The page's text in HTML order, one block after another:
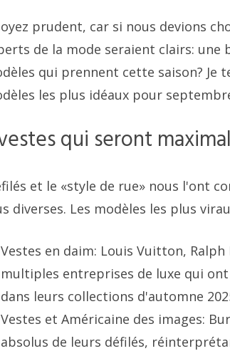
prudent, car si nous devions
de la mode seraient clairs: une
qui prennent cette saison? Je
les plus idéaux pour
qui seront
et le «style de rue» nous l'ont
diverses. Les modèles les plus
Vestes en daim: Louis Vuitton,
multiples entreprises de luxe qui
dans leurs collections d'automne
Vestes et Américaine des images:
absolus de leurs défilés,